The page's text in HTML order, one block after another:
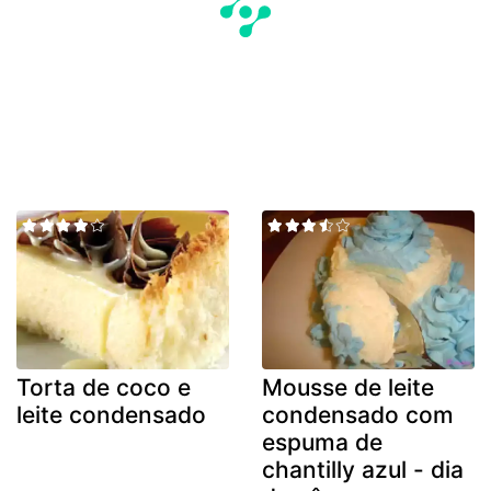
Torta de coco e
leite condensado
Mousse de leite
condensado com
espuma de
chantilly azul - dia